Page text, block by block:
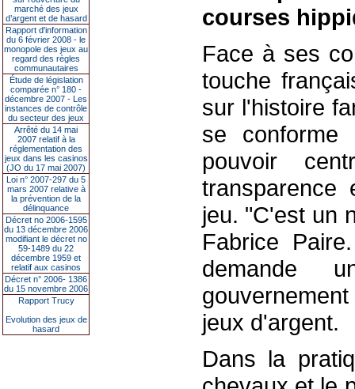
marché des jeux
d’argent et de hasard
Rapport d'information
du 6 février 2008 - le
monopole des jeux au
regard des règles
communautaires
Étude de législation
comparée n° 180 -
décembre 2007 - Les
instances de contrôle
du secteur des jeux
Arrêté du 14 mai
2007 relatif à la
réglementation des
jeux dans les casinos
(JO du 17 mai 2007)
Loi n° 2007-297 du 5
mars 2007 relative à
la prévention de la
délinquance
Décret no 2006-1595
du 13 décembre 2006
modifiant le décret no
59-1489 du 22
décembre 1959 et
relatif aux casinos
Décret n° 2006- 1386
du 15 novembre 2006
Rapport Trucy
Evolution des jeux de
hasard
courses
Face à ses
touche
sur l'histoire
se conforme
pouvoir
jeu. "C'est un
Fabrice
demande
jeux d'argent.
Dans la